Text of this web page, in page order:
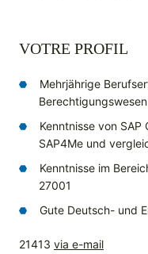
VOTRE PROFIL
Mehrjährige
Kenntnisse von SAP
SAP4Me und
Kenntnisse im
27001
Gute Deutsch- und
21413 via e-mail